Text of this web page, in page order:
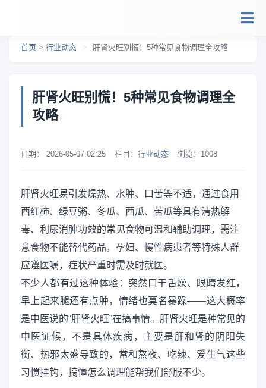
首页 > 行业动态 > 肝肾火旺别慌！5种常见食物调理全攻略
肝肾火旺别慌！5种常见食物调理全
攻略
日期： 2026-05-07 02:25 栏目： 行业动态 浏览： 1008
肝肾火旺易引发燥热、水肿、口苦等不适，通过食用
西红柿、绿豆粥、冬瓜、西瓜、苦瓜等具有清热解
毒、利尿消肿功效的常见食物可温和辅助调理，需注
意食物不能替代药品，孕妇、慢性病患者等特殊人群
应遵医嘱，症状严重时需及时就医。
不少人都有过这种体验：突然口干舌燥、眼睛发红，
早上起来腿还有点肿，情绪也莫名暴躁——这大概率
是中医说的“肝肾火旺”在搞事情。肝肾火旺是种常见的
中医证候，不是具体疾病，主要是肝和肾的阴阳失
衡、热邪太盛导致的，常和熬夜、吃辣、爱生气这些
习惯挂钩，搞懂怎么调理能帮我们舒服不少。